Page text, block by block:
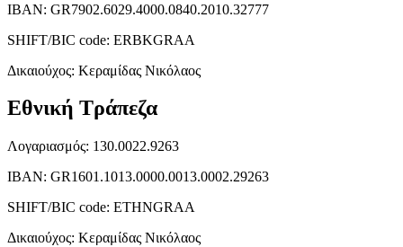
ΙΒΑΝ: GR7902.6029.4000.0840.2010.32777
SHIFT/BIC code: ERBKGRAA
Δικαιούχος: Κεραμίδας Νικόλαος
Εθνική Τράπεζα
Λογαριασμός: 130.0022.9263
ΙΒΑΝ: GR1601.1013.0000.0013.0002.29263
SHIFT/BIC code: ETHNGRAA
Δικαιούχος: Κεραμίδας Νικόλαος